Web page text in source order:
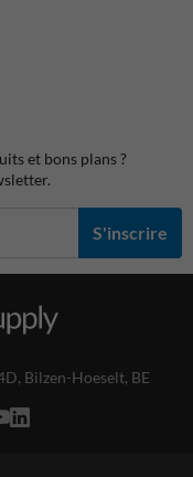
et bons plans ?
S'inscrire
, Bilzen-Hoeselt, BE